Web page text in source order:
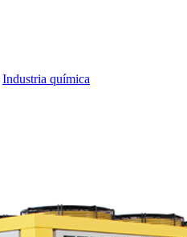
Industria química